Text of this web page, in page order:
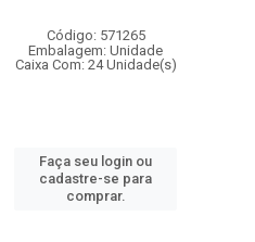
Código: 571265
Embalagem: Unidade
Caixa Com: 24 Unidade(s)
Faça seu login ou
cadastre-se para
comprar.